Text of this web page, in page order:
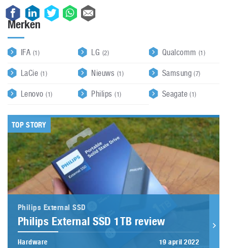
Merken
IFA (1)
LaCie (1)
Lenovo(1)
LG (2)
Nieuws (1)
Philips(1)
Qualcomm (1)
Samsung(7)
Seagate(1)
TOP STORY
Philips External SSD
Philips External SSD 1TB review
Hardware 19 april 2022